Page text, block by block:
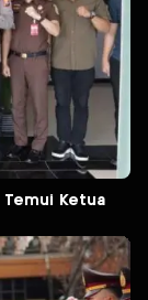
Temui Ketua